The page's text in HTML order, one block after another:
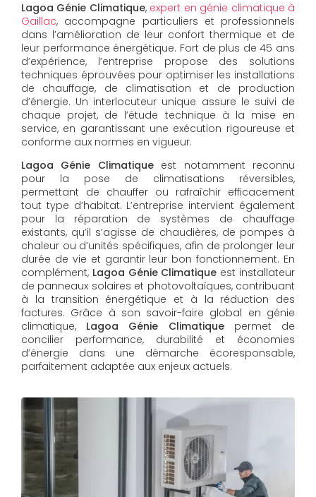
Lagoa Génie Climatique, expert en génie climatique à
Gaillac, accompagne particuliers et professionnels
dans l’amélioration de leur confort thermique et de
leur performance énergétique. Fort de plus de 45 ans
d’expérience, l’entreprise propose des solutions
techniques éprouvées pour optimiser les installations
de chauffage, de climatisation et de production
d’énergie. Un interlocuteur unique assure le suivi de
chaque projet, de l’étude technique à la mise en
service, en garantissant une exécution rigoureuse et
conforme aux normes en vigueur.
Lagoa Génie Climatiqueest notamment reconnu
pour la pose de climatisations réversibles,
permettant de chauffer ou rafraîchir efficacement
tout type d’habitat. L’entreprise intervient également
pour la réparation de systèmes de chauffage
existants, qu’il s’agisse de chaudières, de pompes à
chaleur ou d’unités spécifiques, afin de prolonger leur
durée de vie et garantir leur bon fonctionnement. En
complément, Lagoa Génie Climatique est installateur
de panneaux solaires et photovoltaïques, contribuant
à la transition énergétique et à la réduction des
factures. Grâce à son savoir-faire global en génie
climatique, Lagoa Génie Climatiquepermet de
concilier performance, durabilité et économies
d’énergie dans une démarche écoresponsable,
parfaitement adaptée aux enjeux actuels.